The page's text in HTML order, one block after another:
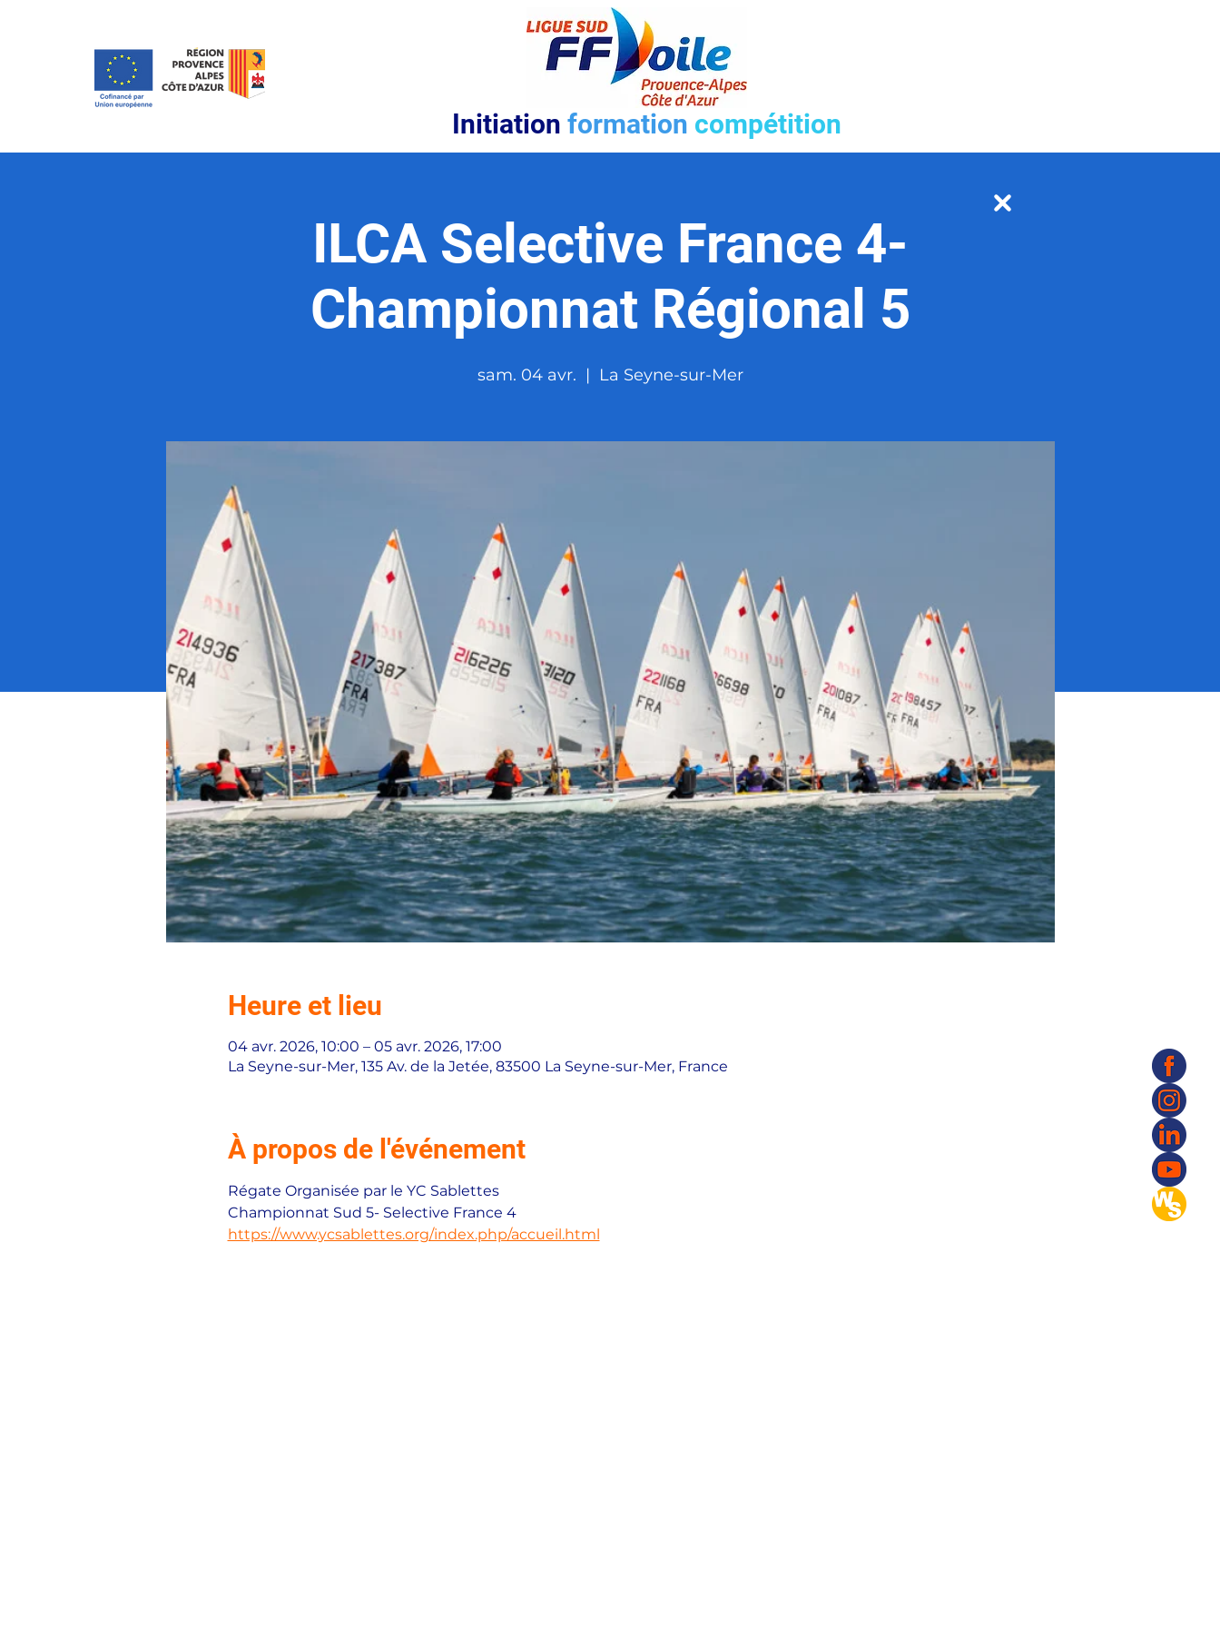
Initiationformation compétition
ILCA Selective France 4-
Championnat Régional 5
sam. 04 avr.
  |
La Seyne-sur-Mer
Heure et lieu
04 avr. 2026, 10:00 – 05 avr. 2026, 17:00
La Seyne-sur-Mer, 135 Av. de la Jetée, 83500 La Seyne-sur-Mer, France
À propos de l'événement
Régate Organisée par le YC Sablettes
Championnat Sud 5- Selective France 4
https://www.ycsablettes.org/index.php/accueil.html